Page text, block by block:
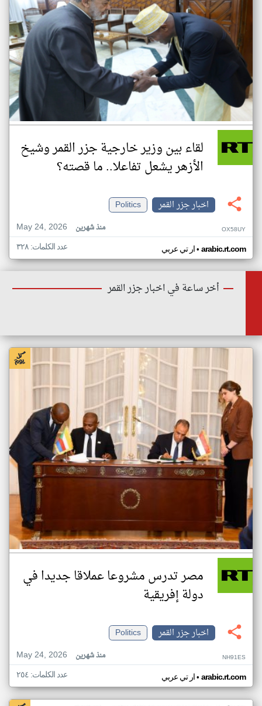
لقاء بين وزير خارجية جزر القمر وشيخ
الأزهر يشعل تفاعلا.. ما قصته؟
اخبار جزر القمر
Politics
May 24, 2026
منذ شهرين OX58UY
ار تي عربي• arabic.rt.com عدد الكلمات: ٣٢٨
أخر ساعة في اخبار جزر القمر
مصر تدرس مشروعا عملاقا جديدا في
دولة إفريقية
اخبار جزر القمر
Politics
May 24, 2026
منذ شهرين NH91ES
ار تي عربي• arabic.rt.com عدد الكلمات: ٢٥٤